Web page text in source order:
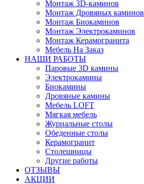
Монтаж 3D-каминов
Монтаж Дровяных каминов
Монтаж Биокаминов
Монтаж Электрокаминов
Монтаж Керамогранита
Мебель На Заказ
НАШИ РАБОТЫ
Паровые 3D камины
Электрокамины
Биокамины
Дровяные камины
Мебель LOFT
Мягкая мебель
Журнальные столы
Обеденные столы
Керамогранит
Столешницы
Другие работы
ОТЗЫВЫ
АКЦИИ